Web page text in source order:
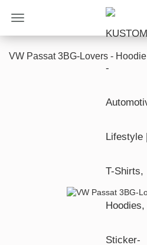
VW Passat 3BG-Lovers - Hoodie